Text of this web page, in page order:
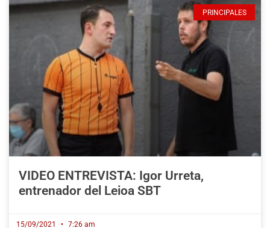
PRINCIPALES
VIDEO ENTREVISTA: Igor Urreta,
entrenador del Leioa SBT
15/09/2021 7:26 am